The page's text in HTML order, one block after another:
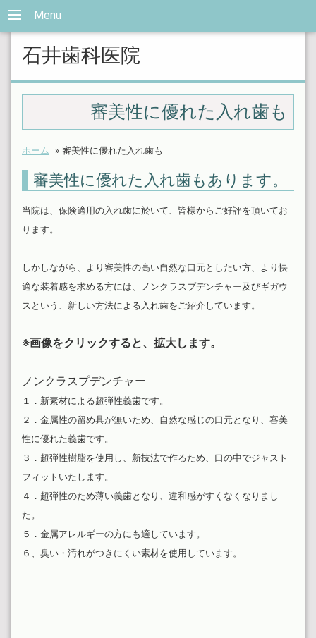
Menu
石井歯科医院
審美性に優れた入れ歯も
ホーム » 審美性に優れた入れ歯も
審美性に優れた入れ歯もあります。
当院は、保険適用の入れ歯に於いて、皆様からご好評を頂いてお
ります。
しかしながら、より審美性の高い自然な口元としたい方、より快
適な装着感を求める方には、ノンクラスプデンチャー及びギガウ
スという、新しい方法による入れ歯をご紹介しています。
※画像をクリックすると、拡大します。
ノンクラスプデンチャー
１．新素材による超弾性義歯です。
２．金属性の留め具が無いため、自然な感じの口元となり、審美
性に優れた義歯です。
３．超弾性樹脂を使用し、新技法で作るため、口の中でジャスト
フィットいたします。
４．超弾性のため薄い義歯となり、違和感がすくなくなりまし
た。
５．金属アレルギーの方にも適しています。
６、臭い・汚れがつきにくい素材を使用しています。